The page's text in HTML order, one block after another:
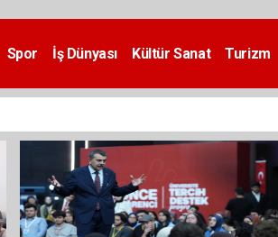
Spor İş Dünyası Kültür Sanat
Turizm